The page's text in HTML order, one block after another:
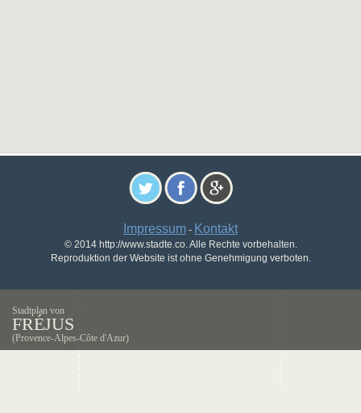
Impressum - Kontakt
© 2014 http://www.stadte.co. Alle Rechte vorbehalten.
Reproduktion der Website ist ohne Genehmigung verboten.
Stadtplan von
FRÉJUS
(Provence-Alpes-Côte d'Azur)